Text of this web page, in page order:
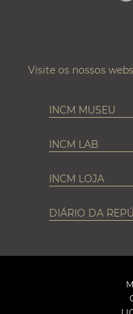
Visite os nossos
INCM MUSEU
INCM LAB
INCM LOJA
DIÁRIO DA